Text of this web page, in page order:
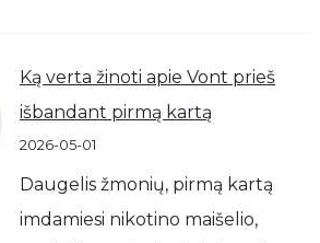
Ką verta žinoti apie Vont prieš
išbandant pirmą kartą
2026-05-01
Daugelis žmonių, pirmą kartą
imdamiesi nikotino maišelio,